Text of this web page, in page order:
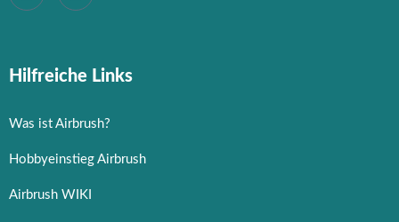
Hilfreiche Links
Was ist Airbrush?
Hobbyeinstieg Airbrush
Airbrush WIKI